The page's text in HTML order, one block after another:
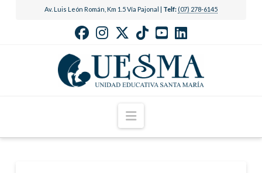
Av. Luis León Román, Km 1.5 Vía Pajonal | Telf: (07) 278-6145
Navigation